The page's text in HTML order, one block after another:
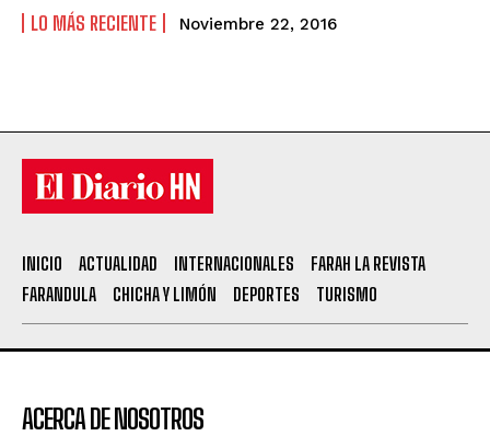
LO MÁS RECIENTE Noviembre 22, 2016
INICIO ACTUALIDAD INTERNACIONALES
FARAH LA REVISTA
FARANDULA
CHICHA Y LIMÓN DEPORTES TURISMO
ACERCA DE NOSOTROS